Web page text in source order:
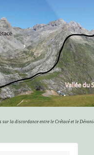
sur la discordance entre le Crétacé et le